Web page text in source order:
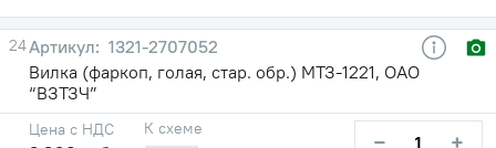
24
1321-2707052
Вилка (фаркоп, голая, стар. обр.) МТЗ-1221, ОАО
“ВЗТЗЧ”
Цена с НДС К схеме − +